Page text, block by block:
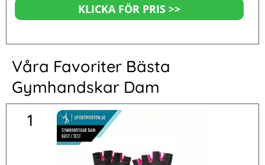
KLICKA FÖR PRIS >>
Våra Favoriter Bästa
Gymhandskar Dam
1